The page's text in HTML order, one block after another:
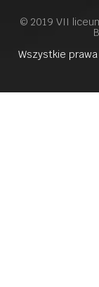
© 2019 VII
Wszystkie